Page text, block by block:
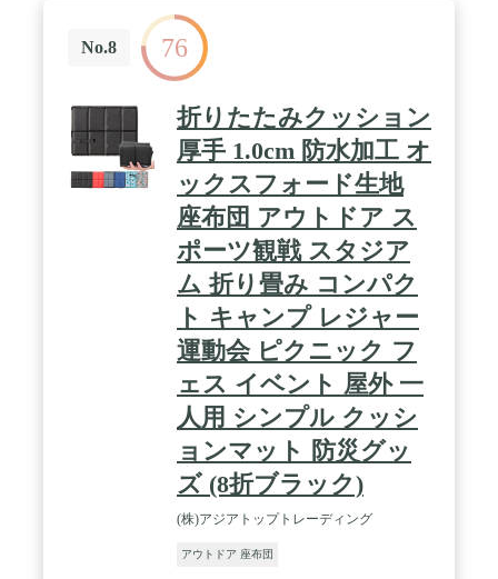
No.8 76
折りたたみクッション
厚手 1.0cm 防水加工 オ
ックスフォード生地
座布団 アウトドア ス
ポーツ観戦 スタジア
ム 折り畳み コンパク
ト キャンプ レジャー
運動会 ピクニック フ
ェス イベント 屋外 一
人用 シンプル クッシ
ョンマット 防災グッ
ズ (8折ブラック)
‎(株)アジアトップトレーディング
アウトドア 座布団